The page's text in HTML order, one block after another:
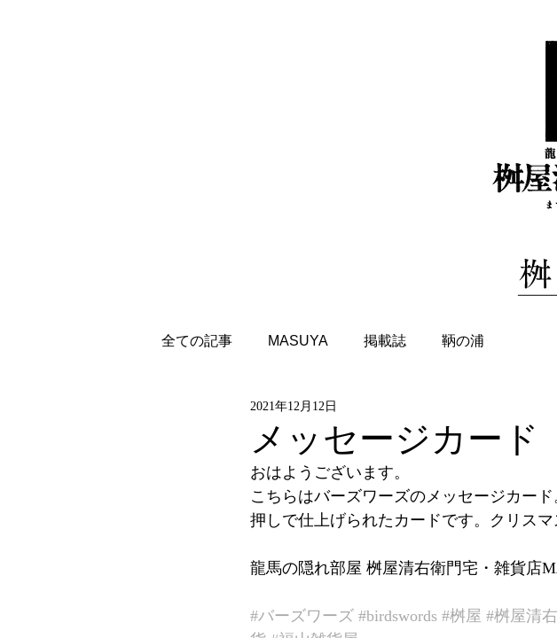
全ての記事 MASUYA 掲載誌 鞆の浦
メッセージカード
2021年12月12日
おはようございます。
こちらはバーズワーズのメッセージカー
押しで仕上げられたカードです。クリス
龍馬の隠れ部屋 桝屋清右衛門宅・雑貨店
#バーズワーズ #birdswords #桝屋 #桝屋清